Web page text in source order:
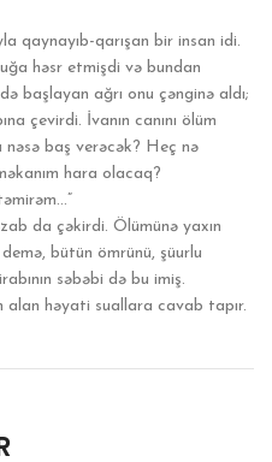
qaynayıb-qarışan bir insan idi.
həsr etmişdi və bundan
başlayan ağrı onu çənginə aldı;
çevirdi. İvanın canını ölüm
baş verəcək? Heç nə
hara olacaq?
da çəkirdi. Ölümünə yaxın
bütün ömrünü, şüurlu
səbəbi də bu imiş.
həyati suallara cavab tapır.